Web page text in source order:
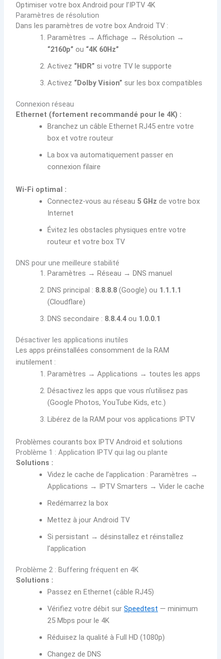
Optimiser votre box Android pour l’IPTV 4K
Paramètres de résolution
Dans les paramètres de votre box Android TV :
Paramètres → Affichage → Résolution →
“2160p” ou “4K 60Hz”
Activez “HDR” si votre TV le supporte
Activez “Dolby Vision” sur les box compatibles
Connexion réseau
Ethernet (fortement recommandé pour le 4K) :
Branchez un câble Ethernet RJ45 entre votre
box et votre routeur
La box va automatiquement passer en
connexion filaire
Wi-Fi optimal :
Connectez-vous au réseau 5 GHz de votre box
Internet
Évitez les obstacles physiques entre votre
routeur et votre box TV
DNS pour une meilleure stabilité
Paramètres → Réseau → DNS manuel
DNS principal : 8.8.8.8 (Google) ou 1.1.1.1
(Cloudflare)
DNS secondaire : 8.8.4.4 ou 1.0.0.1
Désactiver les applications inutiles
Les apps préinstallées consomment de la RAM
inutilement :
Paramètres → Applications → toutes les apps
Désactivez les apps que vous n’utilisez pas
(Google Photos, YouTube Kids, etc.)
Libérez de la RAM pour vos applications IPTV
Problèmes courants box IPTV Android et solutions
Problème 1 : Application IPTV qui lag ou plante
Solutions :
Videz le cache de l’application : Paramètres →
Applications → IPTV Smarters → Vider le cache
Redémarrez la box
Mettez à jour Android TV
Si persistant → désinstallez et réinstallez
l’application
Problème 2 : Buffering fréquent en 4K
Solutions :
Passez en Ethernet (câble RJ45)
Vérifiez votre débit surSpeedtest — minimum
25 Mbps pour le 4K
Réduisez la qualité à Full HD (1080p)
Changez de DNS